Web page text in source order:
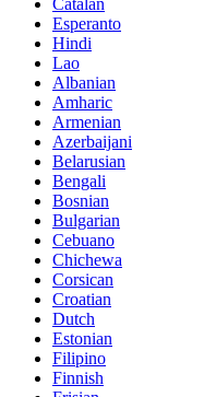
Esperanto
Hindi
Lao
Albanian
Amharic
Armenian
Azerbaijani
Belarusian
Bengali
Bosnian
Bulgarian
Cebuano
Chichewa
Corsican
Croatian
Dutch
Estonian
Filipino
Finnish